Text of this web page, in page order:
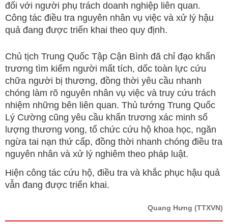
đối với người phụ trách doanh nghiệp liên quan.
Công tác điều tra nguyên nhân vụ việc và xử lý hậu
quả đang được triển khai theo quy định.
Chủ tịch Trung Quốc Tập Cận Bình đã chỉ đạo khẩn
trương tìm kiếm người mất tích, dốc toàn lực cứu
chữa người bị thương, đồng thời yêu cầu nhanh
chóng làm rõ nguyên nhân vụ việc và truy cứu trách
nhiệm những bên liên quan. Thủ tướng Trung Quốc
Lý Cường cũng yêu cầu khẩn trương xác minh số
lượng thương vong, tổ chức cứu hộ khoa học, ngăn
ngừa tai nạn thứ cấp, đồng thời nhanh chóng điều tra
nguyên nhân và xử lý nghiêm theo pháp luật.
Hiện công tác cứu hộ, điều tra và khắc phục hậu quả
vẫn đang được triển khai.
Quang Hưng (TTXVN)